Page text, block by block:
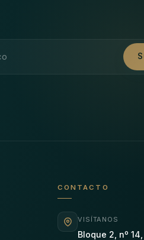
CONTACTO
VISÍTANOS
Bloque 2, nº